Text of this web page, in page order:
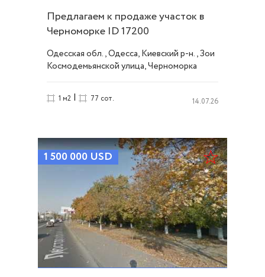
Предлагаем к продаже участок в
Черноморке ID 17200
Одесская обл., Одесса, Киевский р-н., Зои
Космодемьянской улица, Черноморка
1 м2 | 77 сот. 14.07.26
1 500 000 USD